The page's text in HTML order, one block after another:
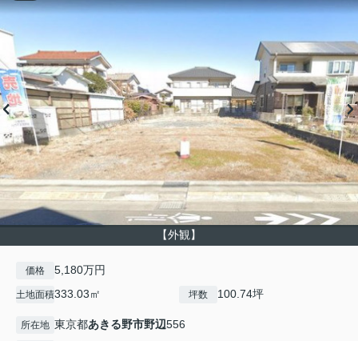
【外観】
価格 5,180万円
土地面積333.03㎡ 坪数 100.74坪
所在地 東京都あきる野市野辺556